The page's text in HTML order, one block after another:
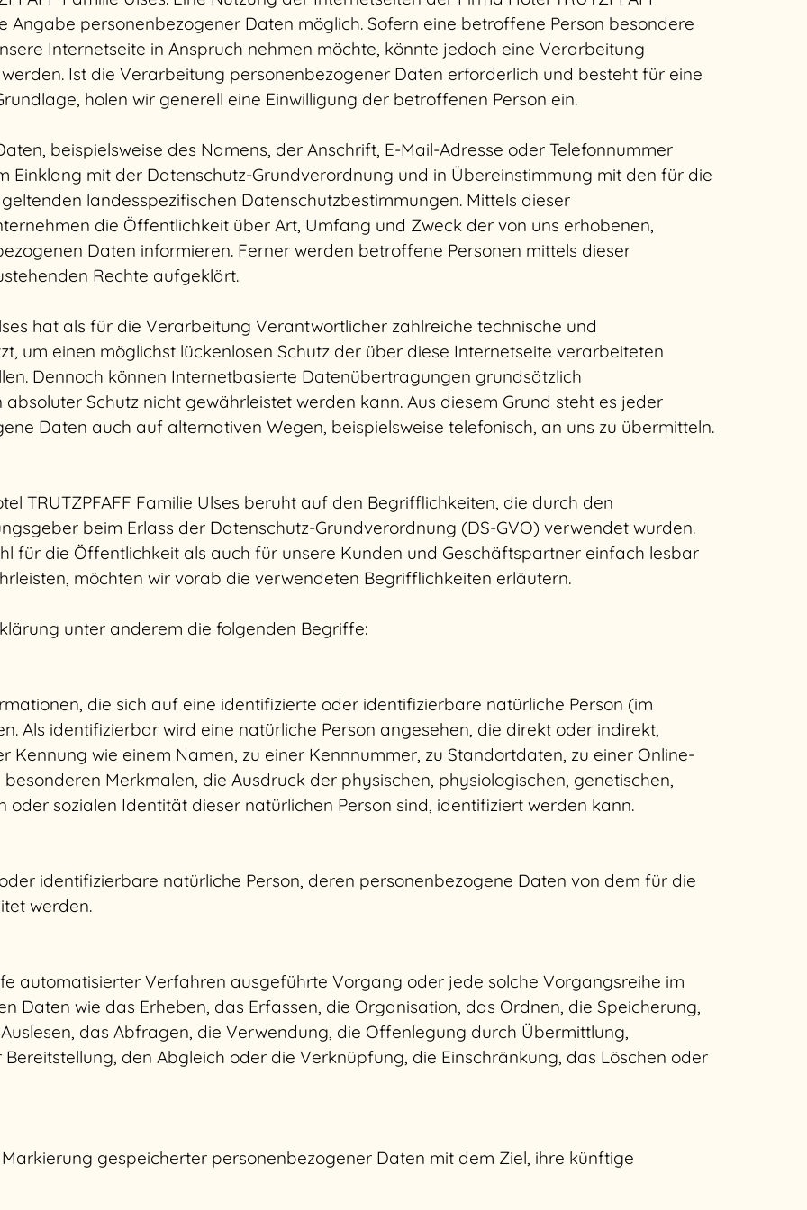
Angabe personenbezogener Daten möglich. Sofern eine betroffene Person besondere
Internetseite in Anspruch nehmen möchte, könnte jedoch eine Verarbeitung
Ist die Verarbeitung personenbezogener Daten erforderlich und besteht für eine
holen wir generell eine Einwilligung der betroffenen Person ein.
beispielsweise des Namens, der Anschrift, E-Mail-Adresse oder Telefonnummer
Einklang mit der Datenschutz-Grundverordnung und in Übereinstimmung mit den für die
landesspezifischen Datenschutzbestimmungen. Mittels dieser
die Öffentlichkeit über Art, Umfang und Zweck der von uns erhobenen,
Daten informieren. Ferner werden betroffene Personen mittels dieser
Rechte aufgeklärt.
hat als für die Verarbeitung Verantwortlicher zahlreiche technische und
um einen möglichst lückenlosen Schutz der über diese Internetseite verarbeiteten
Dennoch können Internetbasierte Datenübertragungen grundsätzlich
Schutz nicht gewährleistet werden kann. Aus diesem Grund steht es jeder
Daten auch auf alternativen Wegen, beispielsweise telefonisch, an uns zu übermitteln.
TRUTZPFAFF Familie Ulses beruht auf den Begrifflichkeiten, die durch den
beim Erlass der Datenschutz-Grundverordnung (DS-GVO) verwendet wurden.
für die Öffentlichkeit als auch für unsere Kunden und Geschäftspartner einfach lesbar
möchten wir vorab die verwendeten Begrifflichkeiten erläutern.
unter anderem die folgenden Begriffe:
die sich auf eine identifizierte oder identifizierbare natürliche Person (im
Als identifizierbar wird eine natürliche Person angesehen, die direkt oder indirekt,
Kennung wie einem Namen, zu einer Kennnummer, zu Standortdaten, zu einer Online-
Merkmalen, die Ausdruck der physischen, physiologischen, genetischen,
oder sozialen Identität dieser natürlichen Person sind, identifiziert werden kann.
identifizierbare natürliche Person, deren personenbezogene Daten von dem für die
werden.
automatisierter Verfahren ausgeführte Vorgang oder jede solche Vorgangsreihe im
Daten wie das Erheben, das Erfassen, die Organisation, das Ordnen, die Speicherung,
das Abfragen, die Verwendung, die Offenlegung durch Übermittlung,
den Abgleich oder die Verknüpfung, die Einschränkung, das Löschen oder
gespeicherter personenbezogener Daten mit dem Ziel, ihre künftige